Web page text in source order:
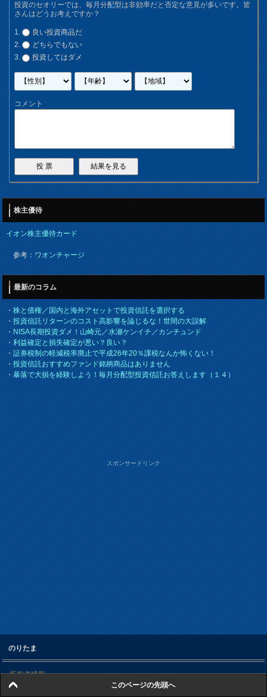
投資のセオリーでは、毎月分配型は非効率だと否定な意見が多いです。皆
さんはどうお考えですか？
良い投資商品だ
どちらでもない
投資してはダメ
コメント
株主優待
イオン株主優待カード
参考：ワオンチャージ
最新のコラム
・株と債権／国内と海外アセットで投資信託を選択する
・投資信託リターンのコスト高影響を論じるな！世間の大誤解
・NISA長期投資ダメ！山崎元／水瀬ケンイチ／カンチュンド
・利益確定と損失確定が悪い？良い？
・証券税制の軽減税率廃止で平成26年20％課税なんか怖くない！
・投資信託おすすめファンド銘柄商品はありません
・暴落で大損を経験しよう！毎月分配型投資信託お答えします（１４）
スポンサードリンク
のりたま
所有者情報
このページの先頭へ